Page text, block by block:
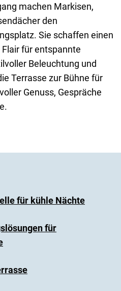
machen Markisen,
den
Sie schaffen einen
für entspannte
Beleuchtung und
Terrasse zur Bühne für
Genuss, Gespräche
für kühle Nächte
für